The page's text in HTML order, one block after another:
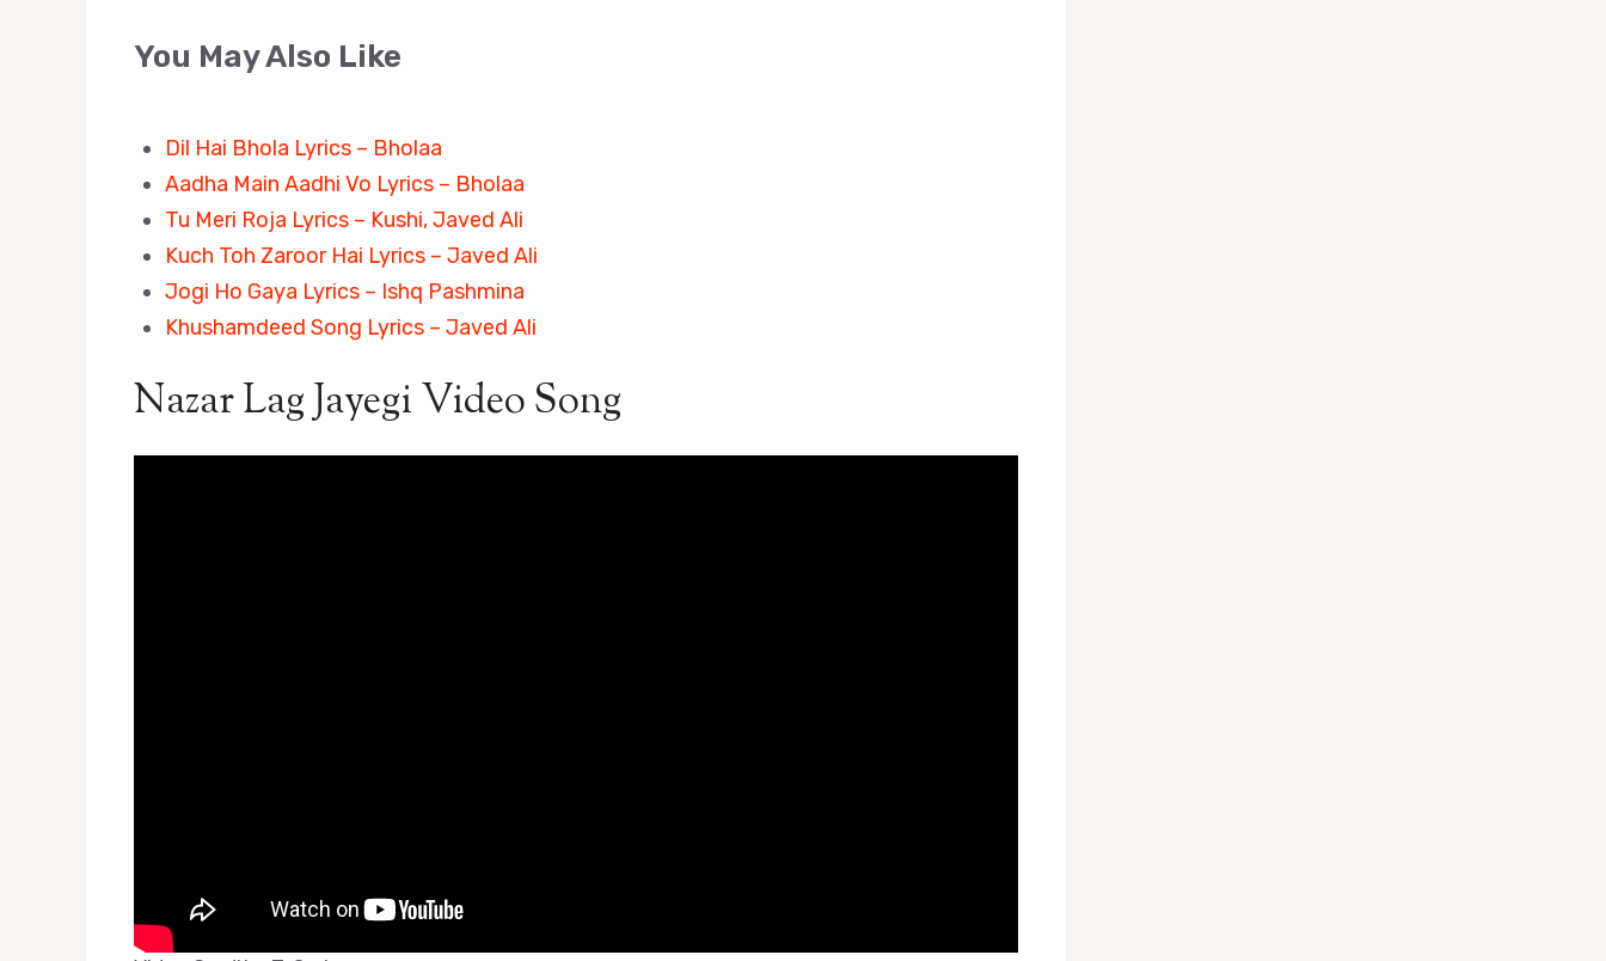
You May Also Like
Dil Hai Bhola Lyrics – Bholaa
Aadha Main Aadhi Vo Lyrics – Bholaa
Tu Meri Roja Lyrics – Kushi, Javed Ali
Kuch Toh Zaroor Hai Lyrics – Javed Ali
Jogi Ho Gaya Lyrics – Ishq Pashmina
Khushamdeed Song Lyrics – Javed Ali
Nazar Lag Jayegi Video Song